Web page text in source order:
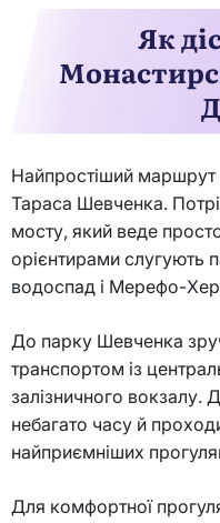
Як
Найпростіший маршрут
Тараса Шевченка.
мосту, який веде
орієнтирами слугують
водоспад і Мерефо-
До парку Шевченка
транспортом із
залізничного вокзалу.
небагато часу й
найприємніших
Для комфортної